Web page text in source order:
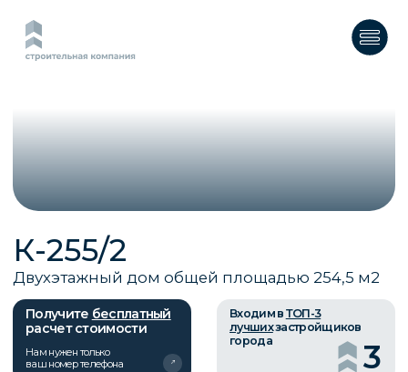
К-255/2
Двухэтажный дом общей площадью 254,5 м2
Нам нужен только
ваш номер телефона
О ПРОЕКТЕ